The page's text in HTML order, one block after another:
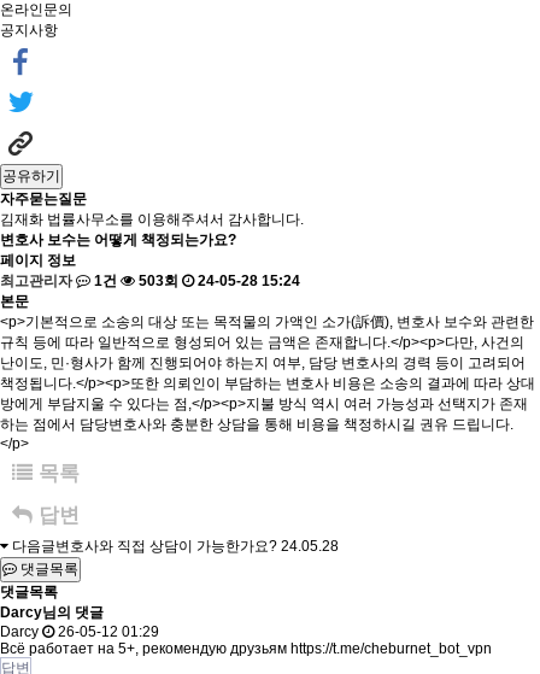
온라인문의
공지사항
공유하기
자주묻는질문
김재화 법률사무소를 이용해주셔서 감사합니다.
변호사 보수는 어떻게 책정되는가요?
페이지 정보
최고관리자
1건 503회
24-05-28 15:24
본문
<p>기본적으로 소송의 대상 또는 목적물의 가액인 소가(訴價), 변호사 보수와 관련한
규칙 등에 따라 일반적으로 형성되어 있는 금액은 존재합니다.</p><p>다만, 사건의
난이도, 민·형사가 함께 진행되어야 하는지 여부, 담당 변호사의 경력 등이 고려되어
책정됩니다.</p><p>또한 의뢰인이 부담하는 변호사 비용은 소송의 결과에 따라 상대
방에게 부담지울 수 있다는 점,</p><p>지불 방식 역시 여러 가능성과 선택지가 존재
하는 점에서 담당변호사와 충분한 상담을 통해 비용을 책정하시길 권유 드립니다.
</p>
목록
답변
다음글변호사와 직접 상담이 가능한가요? 24.05.28
댓글목록
댓글목록
Darcy님의 댓글
Darcy
26-05-12 01:29
Всё работает на 5+, рекомендую друзьям https://t.me/cheburnet_bot_vpn
답변